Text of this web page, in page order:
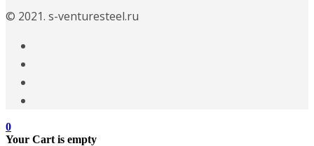
© 2021. s-venturesteel.ru
0
Your Cart is empty